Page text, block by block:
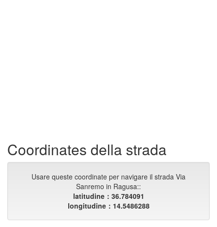
Coordinates della strada
Usare queste coordinate per navigare il strada Via
Sanremo in Ragusa::
latitudine：36.784091
longitudine：14.5486288